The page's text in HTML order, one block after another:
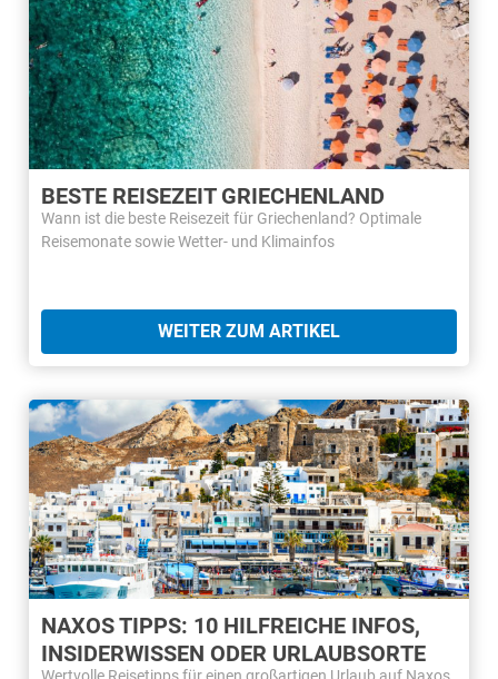
BESTE REISEZEIT GRIECHENLAND
Wann ist die beste Reisezeit für Griechenland? Optimale
Reisemonate sowie Wetter- und Klimainfos
WEITER ZUM ARTIKEL
NAXOS TIPPS: 10 HILFREICHE INFOS,
INSIDERWISSEN ODER URLAUBSORTE